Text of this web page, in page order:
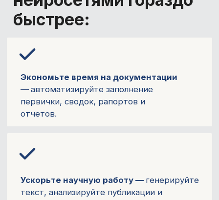
текст, анализируйте публикации и
получайте помощь в написании статей.
—автоматическое оформление слайдов
и подбор визуальных материалов.
социальных сетей и профессионального
блога.
Выходите на международный уровень —